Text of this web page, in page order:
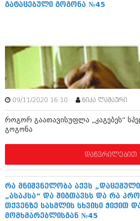
ივლისი 2017 (233)
ივნისი 2017 (265)
მაისი 2017 (216)
აპრილი 2017 (220)
მარტი 2017 (212)
თებერვალი 2017 (205)
იანვარი 2017 (246)
დეკემბერი 2016 (207)
აგვისტო 2016 (258)
ივნისი 2016 (221)
მაისი 2016 (261)
აპრილი 2016 (215)
მარტი 2016 (200)
თებერვალი 2016 (250)
გატაცებული გოგონა №45
09/11/2020 16:10 ნიკა ლაშაური
როგორ გაათავისუფლა „კაგებეს“
გოგონა
დაწვრილებით
რა მნიშვნელობა აქვს
„ასაკსა“ და შიგთავსს და რა
თქვენზე სასმლის სხვისი ჭიქით
მომხმარებლისგან №45